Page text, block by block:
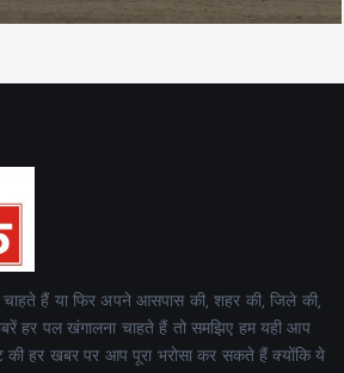
हैं या फिर अपने आसपास की, शहर की, जिले की,
हर पल खंगालना चाहते हैं तो समझिए हम यही आप
हर खबर पर आप पूरा भरोसा कर सकते हैं क्योंकि ये